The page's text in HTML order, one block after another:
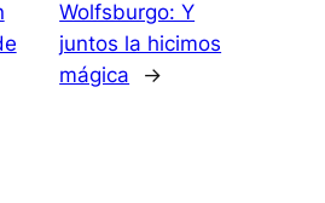
Wolfsburgo: Y
juntos la hicimos
mágica
→